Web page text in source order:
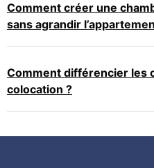
Comment créer une
sans agrandir
Comment différencier les
colocation ?